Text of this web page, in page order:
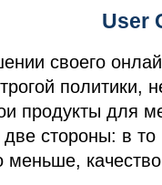
User
своего
политики,
продукты для
стороны: в то
меньше,